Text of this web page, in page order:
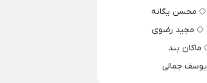
محسن یگانه
مجید رضوی
ماکان بند
یوسف جمالی